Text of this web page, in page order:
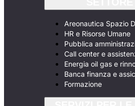
Areonautica Spazio
HR e Risorse Umane
Pubblica
Call center e
Energia oil gas e
Banca finanza e
Formazione